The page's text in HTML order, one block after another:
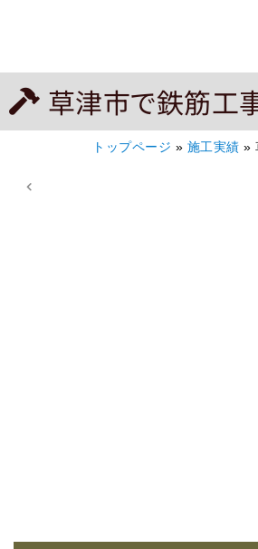
草津市で鉄筋工
トップページ » 施工実績 »